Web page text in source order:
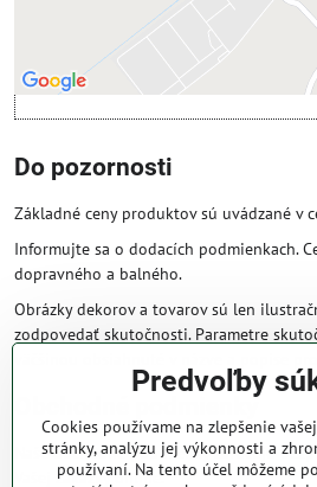
Otvoriť obsah v novom
Do pozornosti
Základné ceny produktov sú uvádzané v
Informujte sa o dodacích podmienkach.
dopravného a balného.
Obrázky dekorov a tovarov sú len
zodpovedať skutočnosti. Parametre
Obchodné podmienky
Naše obchodné podmienky zaručujú
Vašej zakázky online.
Predvoľby
Cookies používame na zlepšenie
stránky, analýzu jej výkonnosti a
používaní. Na tento účel môžeme